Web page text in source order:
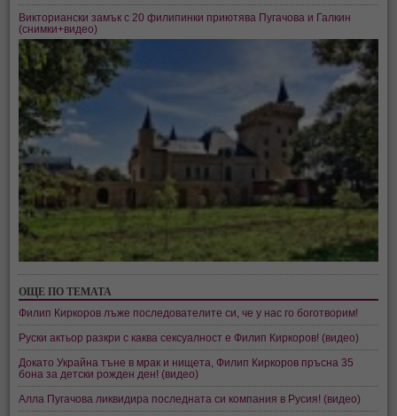
Викториански замък с 20 филипинки приютява Пугачова и Галкин
(снимки+видео)
ОЩЕ ПО ТЕМАТА
Филип Киркоров лъже последователите си, че у нас го боготворим!
Руски актьор разкри с каква сексуалност е Филип Киркоров! (видео)
Докато Украйна тъне в мрак и нищета, Филип Киркоров пръсна 35
бона за детски рожден ден! (видео)
Алла Пугачова ликвидира последната си компания в Русия! (видео)